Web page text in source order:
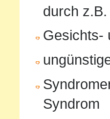
durch
Gesichts-
Syndrom